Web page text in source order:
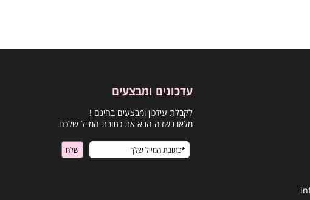
עדכונים ומבצעים
לקבלת עידכון ומבצעים בחינם !
מלאו בשדה הבא את כתובת המייל שלכם